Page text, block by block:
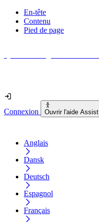
En-tête
Contenu
Pied de page
Connexion Ouvrir l'aide Assist
Anglais
Dansk
Deutsch
Espagnol
Français